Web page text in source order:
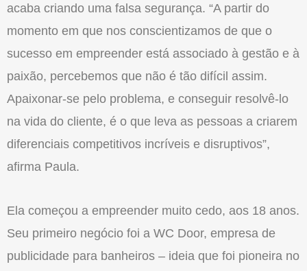
acaba criando uma falsa segurança. “A partir do
momento em que nos conscientizamos de que o
sucesso em empreender está associado à gestão e à
paixão, percebemos que não é tão difícil assim.
Apaixonar-se pelo problema, e conseguir resolvê-lo
na vida do cliente, é o que leva as pessoas a criarem
diferenciais competitivos incríveis e disruptivos”,
afirma Paula.
Ela começou a empreender muito cedo, aos 18 anos.
Seu primeiro negócio foi a WC Door, empresa de
publicidade para banheiros – ideia que foi pioneira no